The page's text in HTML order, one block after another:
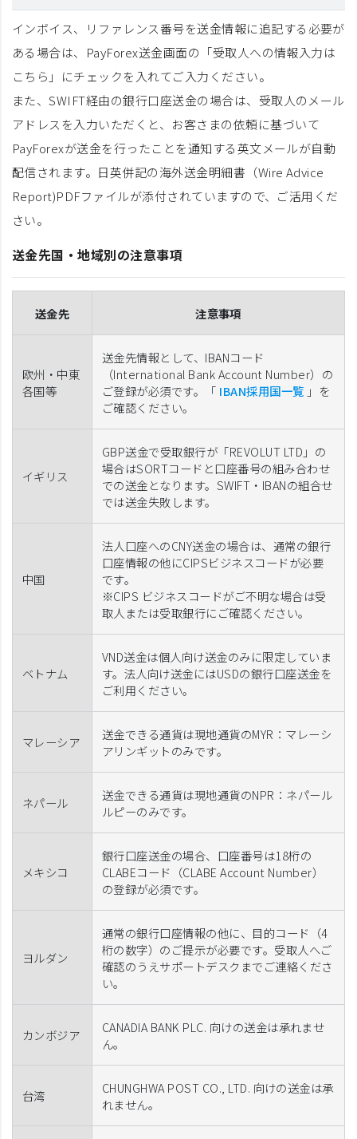
インボイス、リファレンス番号を送金情報に追記する必要が
ある場合は、PayForex送金画面の「受取人への情報入力は
こちら」にチェックを入れてご入力ください。
また、SWIFT経由の銀行口座送金の場合は、受取人のメール
アドレスを入力いただくと、お客さまの依頼に基づいて
PayForexが送金を行ったことを通知する英文メールが自動
配信されます。日英併記の海外送金明細書（Wire Advice
Report)PDFファイルが添付されていますので、ご活用くだ
さい。
送金先国・地域別の注意事項
送金先 注意事項
欧州・中東
各国等
送金先情報として、IBANコード
（International Bank Account Number）の
ご登録が必須です。「 IBAN採用国一覧 」を
ご確認ください。
イギリス
GBP送金で受取銀行が「REVOLUT LTD」の
場合はSORTコードと口座番号の組み合わせ
での送金となります。SWIFT・IBANの組合せ
では送金失敗します。
中国
法人口座へのCNY送金の場合は、通常の銀行
口座情報の他にCIPSビジネスコードが必要
です。
※CIPS ビジネスコードがご不明な場合は受
取人または受取銀行にご確認ください。
ベトナム
VND送金は個人向け送金のみに限定していま
す。法人向け送金にはUSDの銀行口座送金を
ご利用ください。
マレーシア
送金できる通貨は現地通貨のMYR：マレーシ
アリンギットのみです。
ネパール
送金できる通貨は現地通貨のNPR：ネパール
ルピーのみです。
メキシコ
銀行口座送金の場合、口座番号は18桁の
CLABEコード（CLABE Account Number）
の登録が必須です。
ヨルダン
通常の銀行口座情報の他に、目的コード（4
桁の数字）のご提示が必要です。受取人へご
確認のうえサポートデスクまでご連絡くださ
い。
カンボジア
CANADIA BANK PLC. 向けの送金は承れませ
ん。
台湾
CHUNGHWA POST CO., LTD. 向けの送金は承
れません。